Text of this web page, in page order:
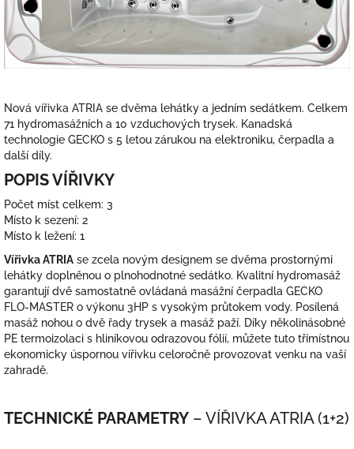
Nová vířivka ATRIA se dvěma lehátky a jedním sedátkem. Celkem
71 hydromasážních a 10 vzduchových trysek. Kanadská
technologie GECKO s 5 letou zárukou na elektroniku, čerpadla a
další díly.
POPIS VÍŘIVKY
Počet míst celkem: 3
Místo k sezení: 2
Místo k ležení: 1
Vířivka ATRIA se zcela novým designem se dvěma prostornými
lehátky doplněnou o plnohodnotné sedátko. Kvalitní hydromasáž
garantují dvě samostatně ovládaná masážní čerpadla GECKO
FLO-MASTER o výkonu 3HP s vysokým průtokem vody. Posílená
masáž nohou o dvě řady trysek a masáž paží. Díky několinásobné
PE termoizolaci s hliníkovou odrazovou fólií, můžete tuto třímístnou
ekonomicky úspornou vířivku celoročně provozovat venku na vaší
zahradě.
TECHNICKÉ PARAMETRY – VÍŘIVKA ATRIA (1+2)